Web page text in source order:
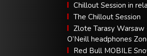
Chillout Session in
The Chillout Session
Zlote Tarasy Warsaw
O’Neill headphones
Red Bull MOBILE